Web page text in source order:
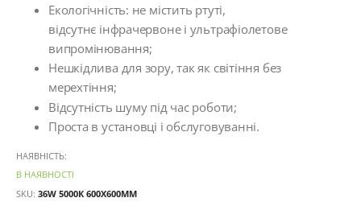
Екологічність: не містить ртуті,
відсутнє інфрачервоне і ультрафіолетове
випромінювання;
Нешкідлива для зору, так як світіння без
мерехтіння;
Відсутність шуму під час роботи;
Проста в установці і обслуговуванні.
НАЯВНІСТЬ:
В НАЯВНОСТІ
SKU 36W 5000К 600Х600ММ